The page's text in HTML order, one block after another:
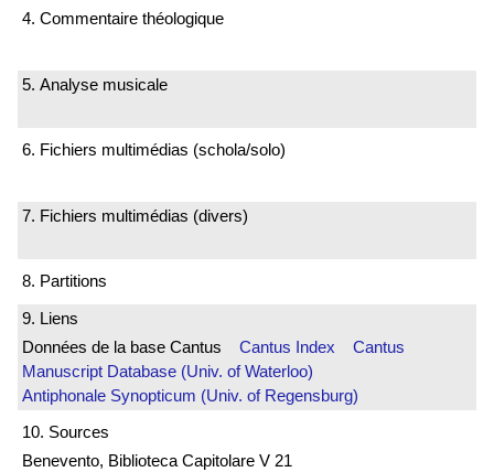
4. Commentaire théologique
5. Analyse musicale
6. Fichiers multimédias (schola/solo)
7. Fichiers multimédias (divers)
8. Partitions
9. Liens
Données de la base Cantus Cantus Index
Cantus
Manuscript Database (Univ. of Waterloo)
Antiphonale Synopticum (Univ. of Regensburg)
10. Sources
Benevento, Biblioteca Capitolare V 21